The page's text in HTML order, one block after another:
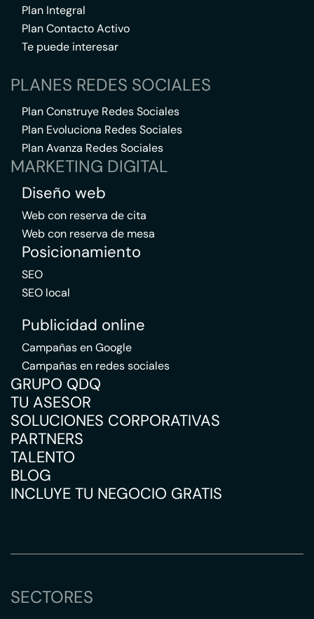
Plan Integral
Plan Contacto Activo
Te puede interesar
PLANES REDES SOCIALES
Plan Construye Redes Sociales
Plan Evoluciona Redes Sociales
Plan Avanza Redes Sociales
MARKETING DIGITAL
Diseño web
Web con reserva de cita
Web con reserva de mesa
Posicionamiento
SEO
SEO local
Publicidad online
Campañas en Google
Campañas en redes sociales
GRUPO QDQ
TU ASESOR
SOLUCIONES CORPORATIVAS
PARTNERS
TALENTO
BLOG
INCLUYE TU NEGOCIO GRATIS
SECTORES